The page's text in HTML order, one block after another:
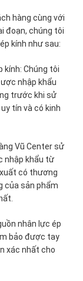
hàng cùng với
đoạn, chúng tôi
kính như sau:
kính: Chúng tôi
nhập khẩu
trước khi sử
tín và có kinh
Vũ Center sử
nhập khẩu từ
có thương
của sản phẩm
nhân lực ép
bảo được tay
xác nhất cho